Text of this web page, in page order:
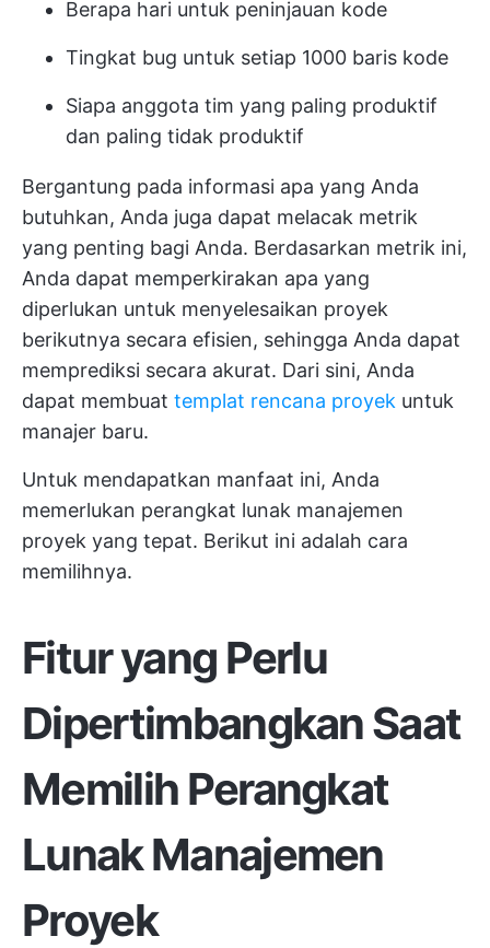
Berapa hari untuk peninjauan kode
Tingkat bug untuk setiap 1000 baris kode
Siapa anggota tim yang paling produktif
dan paling tidak produktif
Bergantung pada informasi apa yang Anda
butuhkan, Anda juga dapat melacak metrik
yang penting bagi Anda. Berdasarkan metrik ini,
Anda dapat memperkirakan apa yang
diperlukan untuk menyelesaikan proyek
berikutnya secara efisien, sehingga Anda dapat
memprediksi secara akurat. Dari sini, Anda
dapat membuat templat rencana proyek untuk
manajer baru.
Untuk mendapatkan manfaat ini, Anda
memerlukan perangkat lunak manajemen
proyek yang tepat. Berikut ini adalah cara
memilihnya.
Fitur yang Perlu
Dipertimbangkan Saat
Memilih Perangkat
Lunak Manajemen
Proyek